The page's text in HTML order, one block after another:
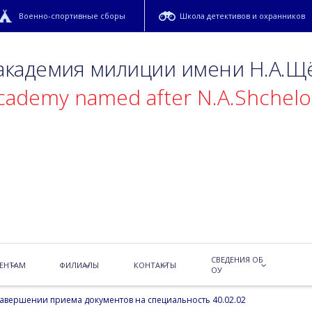
Военно-спортивные сборы Школа детективов и охранников
милиции имени
named after
ФИЛИАЛЫ КОНТАКТЫ
СВЕДЕНИЯ ОБ
ОУ
представители)!
приема документов на специальность 40.02.02